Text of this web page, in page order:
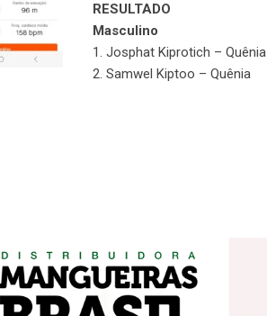
RESULTADO
Masculino
1. Josphat Kiprotich – Quênia
2. Samwel Kiptoo – Quênia